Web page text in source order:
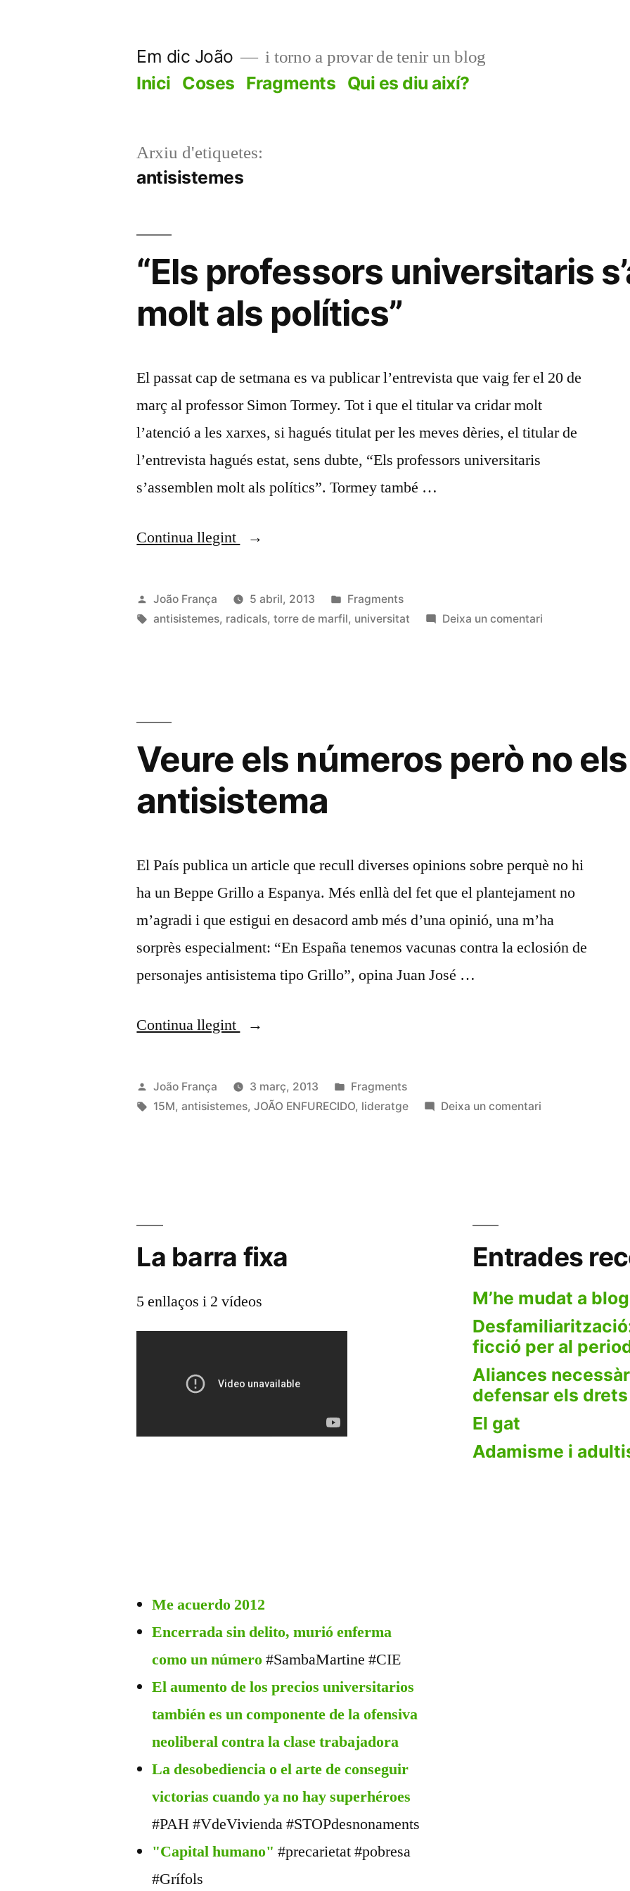
Em dic João i torno a provar de tenir un blog
Inici Coses Fragments Qui es diu així?
Arxiu d'etiquetes:
antisistemes
“Els professors universitaris
molt als polítics”
El passat cap de setmana es va publicar l’entrevista que vaig fer el 20 de
març al professor Simon Tormey. Tot i que el titular va cridar molt
l’atenció a les xarxes, si hagués titulat per les meves dèries, el titular de
l’entrevista hagués estat, sens dubte, “Els professors universitaris
s’assemblen molt als polítics”. Tormey també …
Continua llegint
«“Els
universitaris
s’assemblen
Publicat
per
João França 5 abril, 2013
Publicat
en
Fragments
Etiquetes:
antisistemes, radicals,torre de marfil, universitat Deixa un comentari
polítics”
Veure els números però no els
antisistema
El País publica un article que recull diverses opinions sobre perquè no hi
ha un Beppe Grillo a Espanya. Més enllà del fet que el plantejament no
m’agradi i que estigui en desacord amb més d’una opinió, una m’ha
sorprès especialment: “En España tenemos vacunas contra la eclosión de
personajes antisistema tipo Grillo”, opina Juan José …
Continua llegint
«Veure
números
però
Publicat
per
João França 3 març, 2013
Publicat
en
Fragments
Etiquetes:
15M,antisistemes,JOÃO ENFURECIDO, lideratge Deixa un comentari
La barra fixa
5 enllaços i 2 vídeos
Me acuerdo 2012
Encerrada sin delito, murió enferma
como un número#SambaMartine #CIE
El aumento de los precios universitarios
también es un componente de la ofensiva
neoliberal contra la clase trabajadora
La desobediencia o el arte de conseguir
victorias cuando ya no hay superhéroes
#PAH #VdeVivienda #STOPdesnonaments
"Capital humano" #precarietat #pobresa
#Grífols
Entrades
M’he mudat a
ficció per al
Aliances
defensar els
El gat
Adamisme i